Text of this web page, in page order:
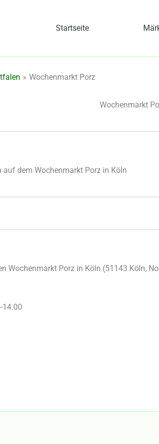
Startseite
Wochenmarkt Porz
Wochenmarkt
auf dem Wochenmarkt Porz in Köln
Wochenmarkt Porz in Köln (51143 Köln,
14.00